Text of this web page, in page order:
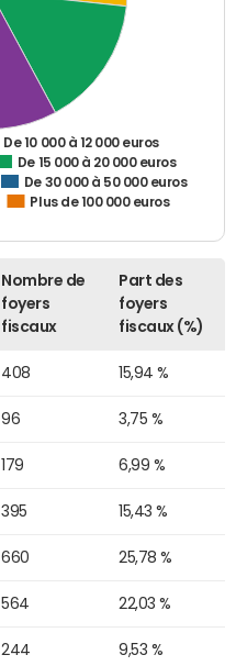
De 10 000 à 12 000 euros
De 15 000 à 20 000 euros
De 30 000 à 50 000 euros
Plus de 100 000 euros
Nombre de
foyers
fiscaux
Part des
foyers
fiscaux (%)
408 15,94 %
96 3,75 %
179 6,99 %
395 15,43 %
660 25,78 %
564 22,03 %
244 9,53 %